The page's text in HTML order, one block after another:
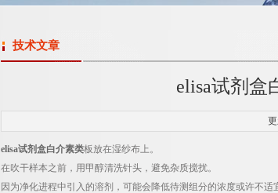
技术文章
elisa试剂盒
elisa试剂盒白介素类板放在湿纱布上。
在吹干样本之前，用甲醇清洗针头，避免杂质搅扰。
因为净化进程中引入的溶剂，可能会降低待测组分的浓度或许不适